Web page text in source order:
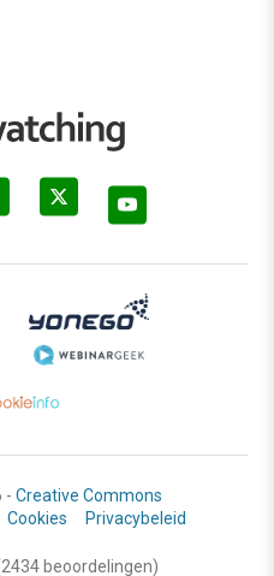
- Creative Commons
Cookies Privacybeleid
beoordelingen)